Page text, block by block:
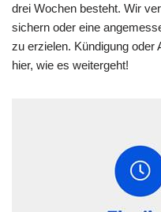
drei Wochen besteht. Wir
sichern oder eine
zu erzielen. Kündigung oder
hier, wie es weitergeht!